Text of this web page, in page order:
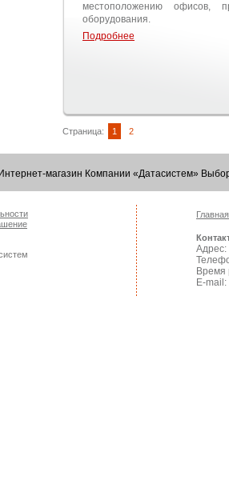
местоположению офисов,
оборудования.
Подробнее
Страница: 1 2
Интернет-магазин Компании «Датасистем»
Главная
Адрес:
Время
E-